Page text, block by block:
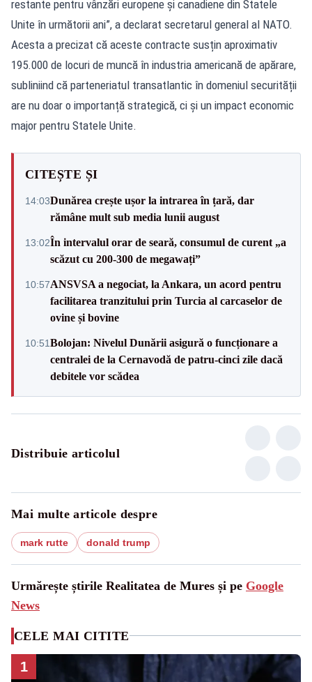
restante pentru vânzări europene și canadiene din Statele
Unite în următorii ani”, a declarat secretarul general al NATO.
Acesta a precizat că aceste contracte susțin aproximativ
195.000 de locuri de muncă în industria americană de apărare,
subliniind că parteneriatul transatlantic în domeniul securității
are nu doar o importanță strategică, ci și un impact economic
major pentru Statele Unite.
CITEȘTE ȘI
14:03Dunărea crește ușor la intrarea în țară, dar
rămâne mult sub media lunii august
13:02În intervalul orar de seară, consumul de curent „a
scăzut cu 200-300 de megawați”
10:57ANSVSA a negociat, la Ankara, un acord pentru
facilitarea tranzitului prin Turcia al carcaselor de
ovine și bovine
10:51Bolojan: Nivelul Dunării asigură o funcționare a
centralei de la Cernavodă de patru-cinci zile dacă
debitele vor scădea
Distribuie articolul
Mai multe articole despre
mark rutte donald trump
Urmărește știrile Realitatea de Mures și pe Google
News
CELE MAI CITITE
1